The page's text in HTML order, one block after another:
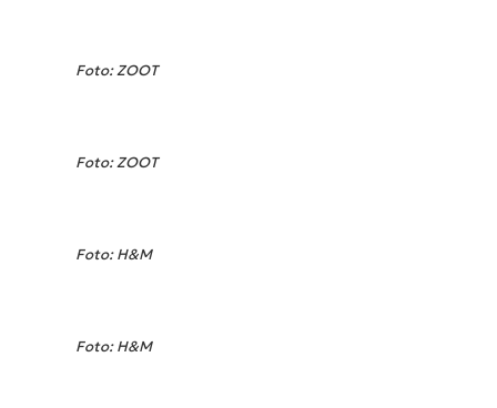
Foto: ZOOT
Foto: ZOOT
Foto: H&M
Foto: H&M